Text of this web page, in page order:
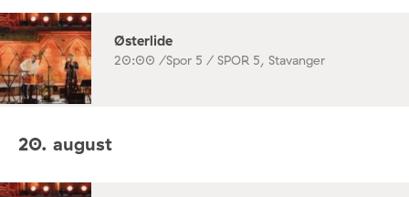
Østerlide
20:00 /Spor 5 / SPOR 5, Stavanger
20. august